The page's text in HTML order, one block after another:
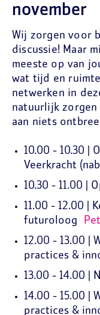
november
Wij zorgen voor
discussie! Maar
meeste op van
wat tijd en
netwerken in
natuurlijk zorgen
aan niets
10.00 - 10.30 |
Veerkracht
10.30 - 11.00 |
11.00 - 12.00 |
futuroloog
12.00 - 13.00 |
practices &
13.00 - 14.00 |
14.00 - 15.00 |
practices &